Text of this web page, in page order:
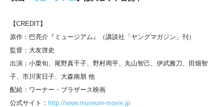
【CREDIT】
原作：巴亮介『ミュージアム』（講談社「ヤングマガジン」刊）
監督：大友啓史
出演：小栗旬、尾野真千子、野村周平、丸山智己、伊武雅刀、田畑智
子、市川実日子、大森南朋 他
配給：ワーナー・ブラザース映画
公式サイト： http://www.museum-movie.jp